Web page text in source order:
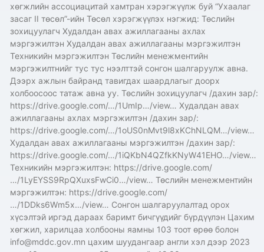
хөгжлийн ассоциацитай хамтран хэрэгжүүлж буй “Ухаалаг
засаг II төсөл”-ийн Төсөл хэрэгжүүлэх нэгжид: Төслийн
зохицуулагч Худалдан авах ажиллагааны ахлах
мэргэжилтэн Худалдан авах ажиллагааны мэргэжилтэн
Техникийн мэргэжилтэн Төслийн менежментийн
мэргэжилтнийг тус тус нээлттэй сонгон шалгаруулж авна.
Дээрх ажлын байранд тавигдах шаардлагыг доорх
холбоосоос татаж авна уу. Төслийн зохицуулагч /дахин зар/:
https://drive.google.com/…/1UmIp…/view… Худалдан авах
ажиллагааны ахлах мэргэжилтэн /дахин зар/:
https://drive.google.com/…/1oUS0nMvt9l8xKChNLQM…/view…
Худалдан авах ажиллагааны мэргэжилтэн /дахин зар/:
https://drive.google.com/…/1iQKbN4QZfkKNyW41EHO…/view…
Техникийн мэргэжилтэн: https://drive.google.com/
…/1LyEYSS9RpQXuxsFwCi0…/view… Төслийн менежментийн
мэргэжилтэн: https://drive.google.com/
…/1DDks6Wm5x…/view… Сонгон шалгаруулалтад орох
хүсэлтэй иргэд дараах баримт бичгүүдийг бүрдүүлэн Цахим
хөгжил, харилцаа холбооны яамны 103 тоот өрөө болон
info@mddc.gov.mn цахим шуудангаар англи хэл дээр 2023